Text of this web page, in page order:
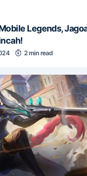
Legends,
2 min read